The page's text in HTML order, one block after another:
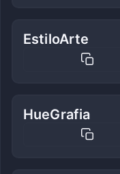
EstiloArte
HueGrafia